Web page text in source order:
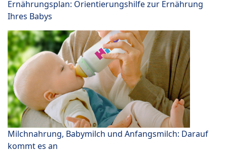
Ernährungsplan: Orientierungshilfe zur Ernährung
Ihres Babys
Milchnahrung, Babymilch und Anfangsmilch: Darauf
kommt es an